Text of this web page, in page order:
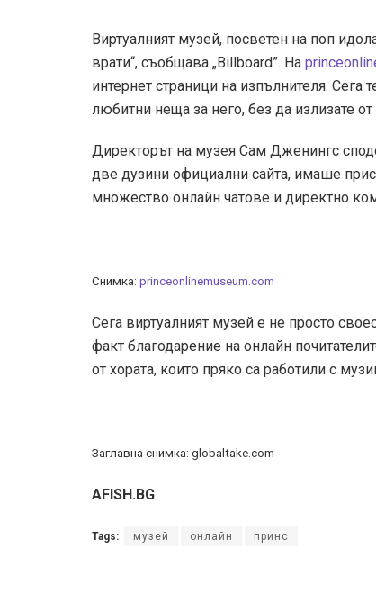
Виртуалният музей, посветен на поп
врати“, съобщава „Billboard”. На
интернет страници на изпълнителя.
любитни неща за него, без да излизате
Директорът на музея Сам Дженингс
две дузини официални сайта, имаше
множество онлайн чатове и директно
Снимка: princeonlinemuseum.com
Сега виртуалният музей е не просто
факт благодарение на онлайн
от хората, които пряко са работили с
Заглавна снимка: globaltake.com
AFISH.BG
Tags: музей онлайн принс